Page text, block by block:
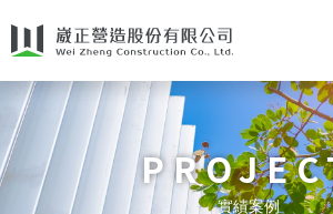
實績案例